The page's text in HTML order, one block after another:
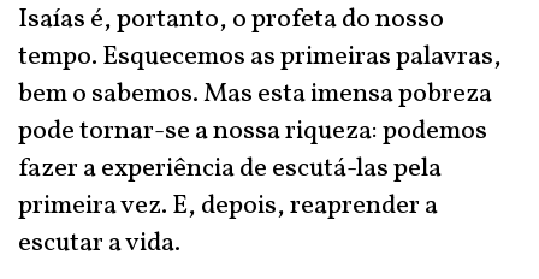
Isaías é, portanto, o profeta do nosso
tempo. Esquecemos as primeiras palavras,
bem o sabemos. Mas esta imensa pobreza
pode tornar-se a nossa riqueza: podemos
fazer a experiência de escutá-las pela
primeira vez. E, depois, reaprender a
escutar a vida.